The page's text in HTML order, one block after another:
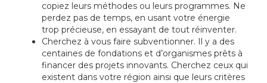
copiez leurs méthodes ou leurs programmes. Ne
perdez pas de temps, en usant votre énergie
trop précieuse, en essayant de tout réinventer.
Cherchez à vous faire subventionner. Il y a des
centaines de fondations et d’organismes prêts à
financer des projets innovants. Cherchez ceux qui
existent dans votre région ainsi que leurs critères